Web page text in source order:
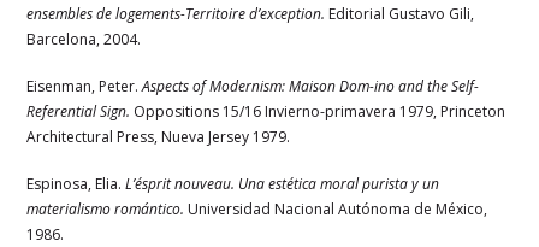
ensembles de logements-Territoire d’exception. Editorial Gustavo Gili,
Barcelona, 2004.
Eisenman, Peter.Aspects of Modernism: Maison Dom-ino and the Self-
Referential Sign. Oppositions 15/16 Invierno-primavera 1979, Princeton
Architectural Press, Nueva Jersey 1979.
Espinosa, Elia.L’ésprit nouveau. Una estética moral purista y un
materialismo romántico. Universidad Nacional Autónoma de México,
1986.